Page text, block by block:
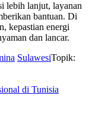
lebih lanjut, layanan
bantuan. Di
kepastian energi
dan lancar.
SulawesiTopik:
di Tunisia